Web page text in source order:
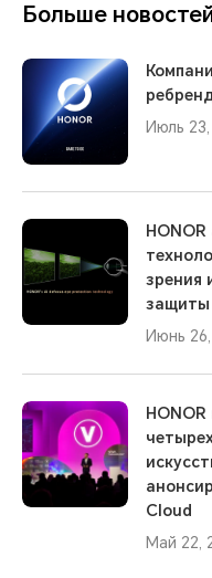
Больше
Июль
зрения
защиты
Июнь
Cloud
Май 22,